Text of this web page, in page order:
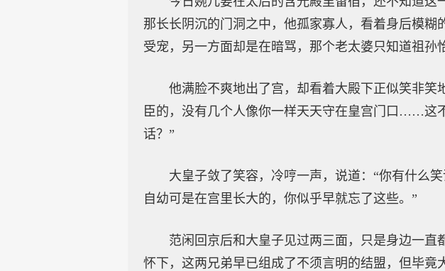
那长长阴沉的门洞之中，他孤家寡人，看着身后模
受宠，另一方面却是在暗骂，那个老太婆只知道祖孙
他满脸不爽地出了宫，却看着大殿下正似笑非
臣的，没有几个人像你一样天天守在皇宫门口……这
话？”
大皇子敛了笑容，冷哼一声，说道：“你有什么
自幼可是在宫里长大的，你似乎早就忘了这些。”
范闲回京后和大皇子见过两三面，只是身边一
怀下，这两兄弟早已组成了不须言明的结盟，但毕